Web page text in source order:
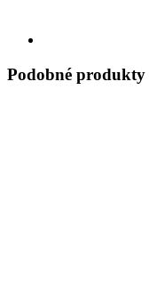
Podobné produkty